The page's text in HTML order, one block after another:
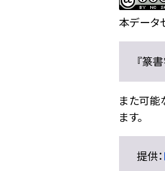
本データ
『篆
また可能
ます。
提供：